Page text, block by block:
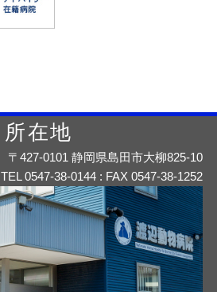
所在地
〒427-0101 静岡県島田市大柳825-10
TEL 0547-38-0144 : FAX 0547-38-1252